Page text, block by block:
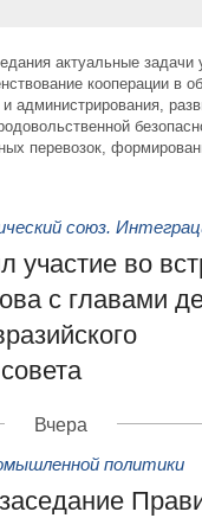
актуальные задачи
кооперации в
администрирования,
перевозок,
союз.
во
с главами
Вчера
политики